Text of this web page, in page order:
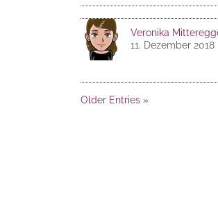
Veronika
11. Dezember 2018
Older Entries »